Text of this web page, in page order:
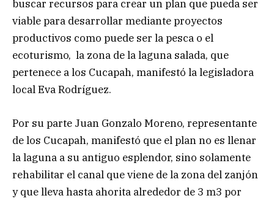
buscar recursos para crear un plan que pueda ser
viable para desarrollar mediante proyectos
productivos como puede ser la pesca o el
ecoturismo, la zona de la laguna salada, que
pertenece a los Cucapah, manifestó la legisladora
local Eva Rodríguez.
Por su parte Juan Gonzalo Moreno, representante
de los Cucapah, manifestó que el plan no es llenar
la laguna a su antiguo esplendor, sino solamente
rehabilitar el canal que viene de la zona del zanjón
y que lleva hasta ahorita alrededor de 3 m3 por